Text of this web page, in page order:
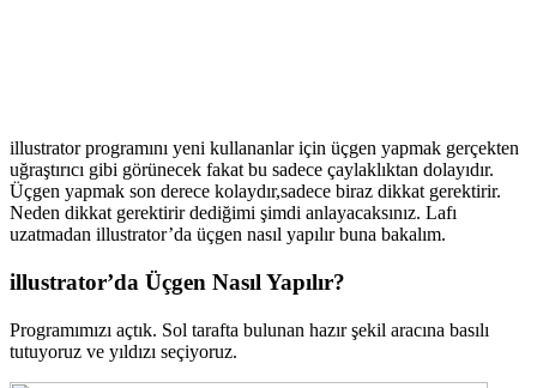
illustrator programını yeni kullananlar için üçgen yapmak gerçekten
uğraştırıcı gibi görünecek fakat bu sadece çaylaklıktan dolayıdır.
Üçgen yapmak son derece kolaydır,sadece biraz dikkat gerektirir.
Neden dikkat gerektirir dediğimi şimdi anlayacaksınız. Lafı
uzatmadan illustrator’da üçgen nasıl yapılır buna bakalım.
illustrator’da Üçgen Nasıl Yapılır?
Programımızı açtık. Sol tarafta bulunan hazır şekil aracına basılı
tutuyoruz ve yıldızı seçiyoruz.